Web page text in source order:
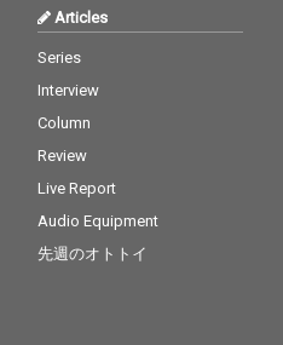
Articles
Series
Interview
Column
Review
Live Report
Audio Equipment
先週のオトトイ